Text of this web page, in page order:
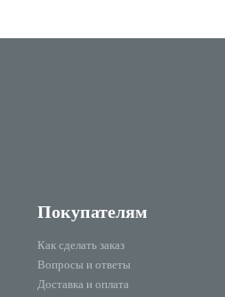
Покупателям
Как сделать заказ
Вопросы и ответы
Доставка и оплата